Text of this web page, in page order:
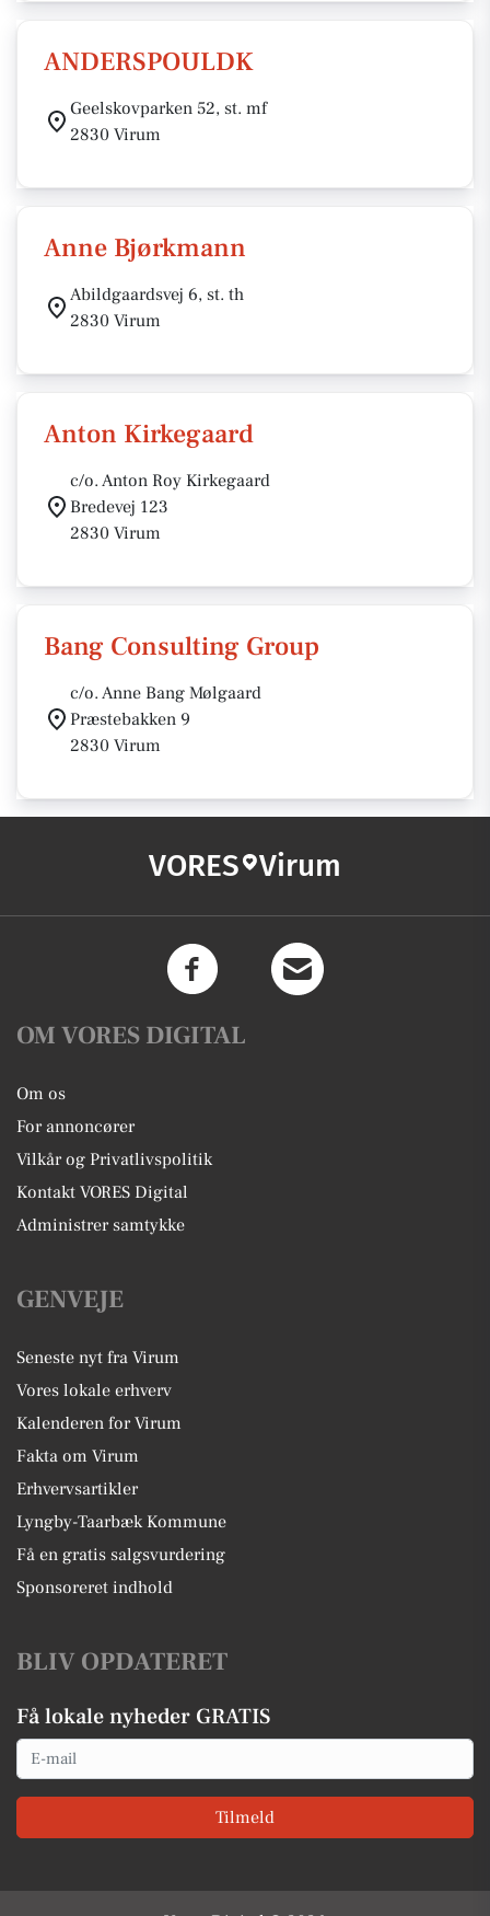
ANDERSPOULDK
Geelskovparken 52, st. mf
2830 Virum
Anne Bjørkmann
Abildgaardsvej 6, st. th
2830 Virum
Anton Kirkegaard
c/o. Anton Roy Kirkegaard
Bredevej 123
2830 Virum
Bang Consulting Group
c/o. Anne Bang Mølgaard
Præstebakken 9
2830 Virum
VORES Virum
OM VORES DIGITAL
Om os
For annoncører
Vilkår og Privatlivspolitik
Kontakt VORES Digital
Administrer samtykke
GENVEJE
Seneste nyt fra Virum
Vores lokale erhverv
Kalenderen for Virum
Fakta om Virum
Erhvervsartikler
Lyngby-Taarbæk Kommune
Få en gratis salgsvurdering
Sponsoreret indhold
BLIV OPDATERET
Få lokale nyheder GRATIS
Email
Tilmeld